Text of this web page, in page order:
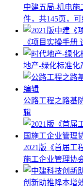
中建五局-机电施
件，共145页，
《项目实操手册
地产-绿化标准化
公路工程之路基
辑
2021版《首届工
施工企业管理协
创新助推降本增